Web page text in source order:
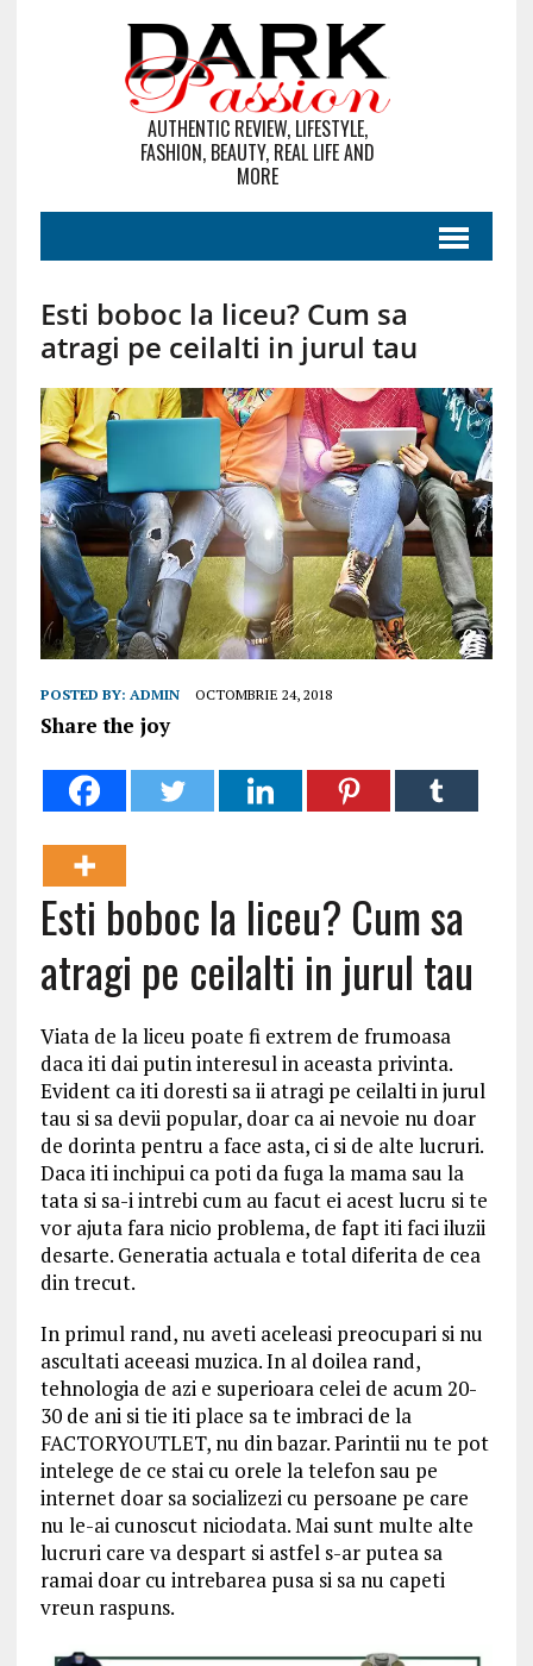
AUTHENTIC REVIEW, LIFESTYLE,
FASHION, BEAUTY, REAL LIFE AND
MORE
Esti boboc la liceu? Cum sa
atragi pe ceilalti in jurul tau
POSTED BY: ADMIN OCTOMBRIE 24, 2018
Share the joy
Esti boboc la liceu? Cum sa
atragi pe ceilalti in jurul tau
Viata de la liceu poate fi extrem de frumoasa
daca iti dai putin interesul in aceasta privinta.
Evident ca iti doresti sa ii atragi pe ceilalti in jurul
tau si sa devii popular, doar ca ai nevoie nu doar
de dorinta pentru a face asta, ci si de alte lucruri.
Daca iti inchipui ca poti da fuga la mama sau la
tata si sa-i intrebi cum au facut ei acest lucru si te
vor ajuta fara nicio problema, de fapt iti faci iluzii
desarte. Generatia actuala e total diferita de cea
din trecut.
In primul rand, nu aveti aceleasi preocupari si nu
ascultati aceeasi muzica. In al doilea rand,
tehnologia de azi e superioara celei de acum 20-
30 de ani si tie iti place sa te imbraci de la
FACTORYOUTLET, nu din bazar. Parintii nu te pot
intelege de ce stai cu orele la telefon sau pe
internet doar sa socializezi cu persoane pe care
nu le-ai cunoscut niciodata. Mai sunt multe alte
lucruri care va despart si astfel s-ar putea sa
ramai doar cu intrebarea pusa si sa nu capeti
vreun raspuns.